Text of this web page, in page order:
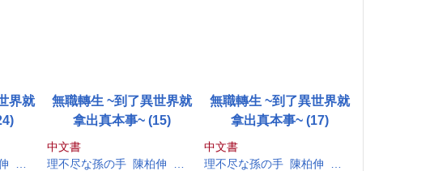
界就
シロタカ
無職轉生 ~到了異世界就
拿出真本事~ (15)
中文書
理不尽な孫の手 陳柏伸
シロタカ
無職轉生 ~到了異世界就
拿出真本事~ (17)
中文書
理不尽な孫の手 陳柏伸